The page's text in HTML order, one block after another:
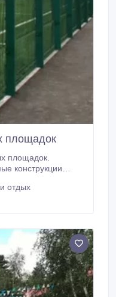
площадок
площадок.
конструкции
отдых